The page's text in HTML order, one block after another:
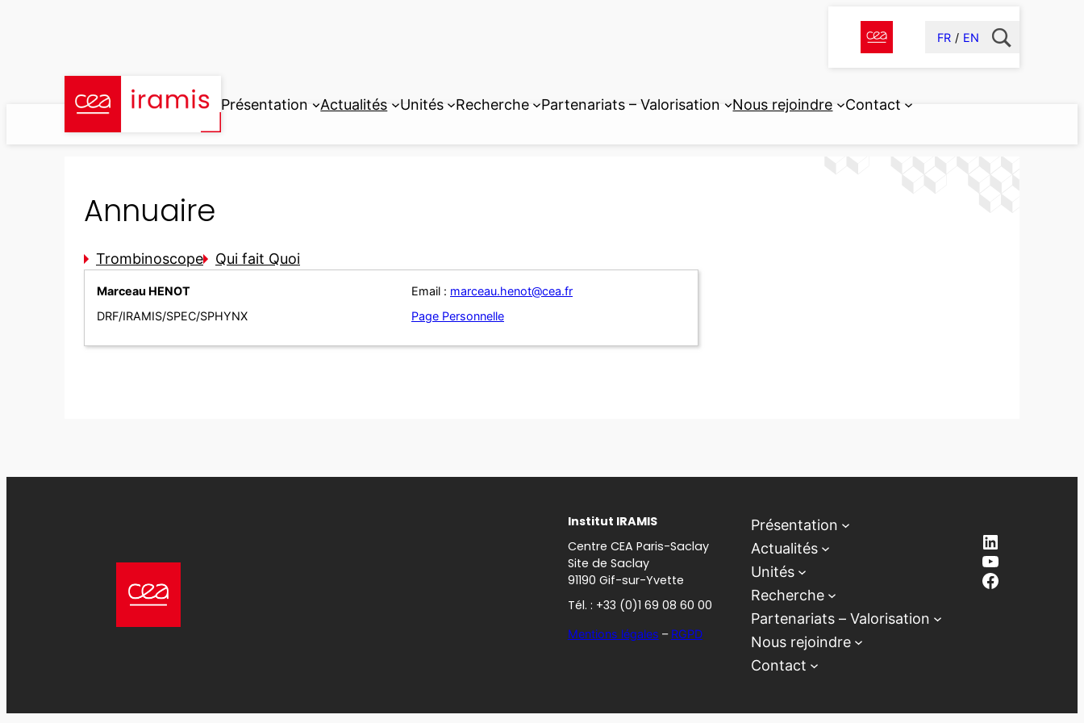
FR EN
Présentation Actualités Unités Recherche Partenariats – Valorisation Nous rejoindre Contact
Annuaire
Trombinoscope Qui fait Quoi
Marceau HENOT
DRF/IRAMIS/SPEC/SPHYNX
Email : marceau.henot@cea.fr
Page Personnelle
Institut IRAMIS
Centre CEA Paris-Saclay
Site de Saclay
91190 Gif-sur-Yvette
Tél. : +33 (0)1 69 08 60 00
Mentions légales – RGPD
Présentation
Actualités
Unités
Recherche
Partenariats – Valorisation
Nous rejoindre
Contact
LinkedIn
YouTube
Facebook